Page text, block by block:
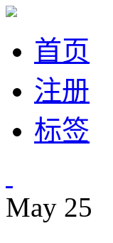
首页
注册
标签
May 25